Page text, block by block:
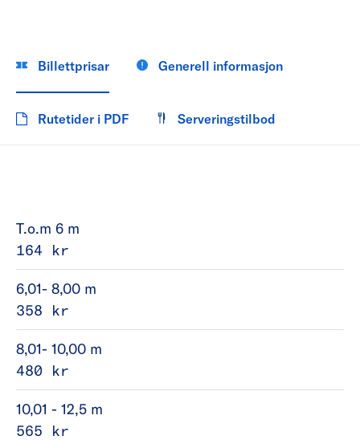
Billettprisar Generell informasjon
Rutetider i PDF Serveringstilbod
T.o.m 6 m
164 kr
6,01- 8,00 m
358 kr
8,01- 10,00 m
480 kr
10,01 - 12,5 m
565 kr